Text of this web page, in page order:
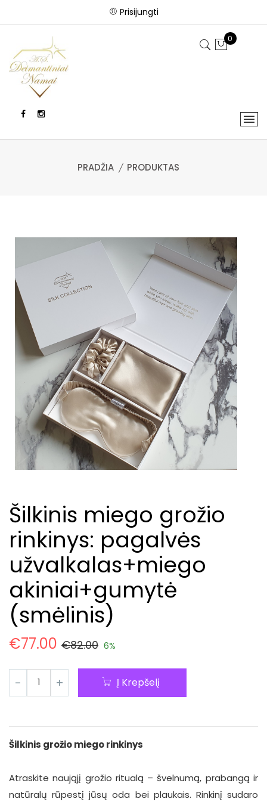
Prisijungti
0
PRADŽIA PRODUKTAS
Šilkinis miego grožio
rinkinys: pagalvės
užvalkalas+miego
akiniai+gumytė
(smėlinis)
€77.00 €82.00 6%
Į Krepšelį
Šilkinis grožio miego rinkinys
Atraskite naująjį grožio ritualą – švelnumą, prabangą ir
natūralų rūpestį jūsų oda bei plaukais. Rinkinį sudaro